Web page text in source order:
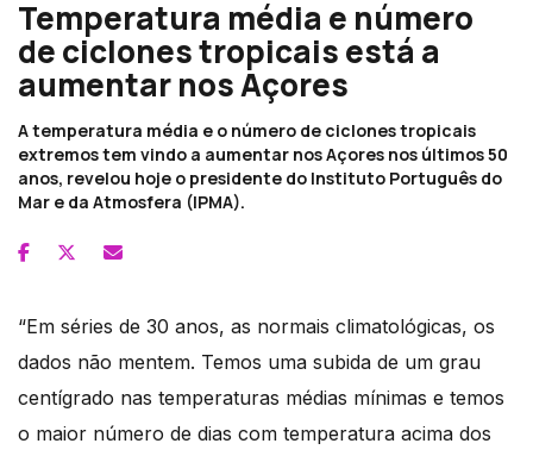
Temperatura média e número
de ciclones tropicais está a
aumentar nos Açores
A temperatura média e o número de ciclones tropicais
extremos tem vindo a aumentar nos Açores nos últimos 50
anos, revelou hoje o presidente do Instituto Português do
Mar e da Atmosfera (IPMA).
“Em séries de 30 anos, as normais climatológicas, os
dados não mentem. Temos uma subida de um grau
centígrado nas temperaturas médias mínimas e temos
o maior número de dias com temperatura acima dos